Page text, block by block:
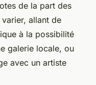
de la part des
allant de
à la possibilité
galerie locale, ou
avec un artiste